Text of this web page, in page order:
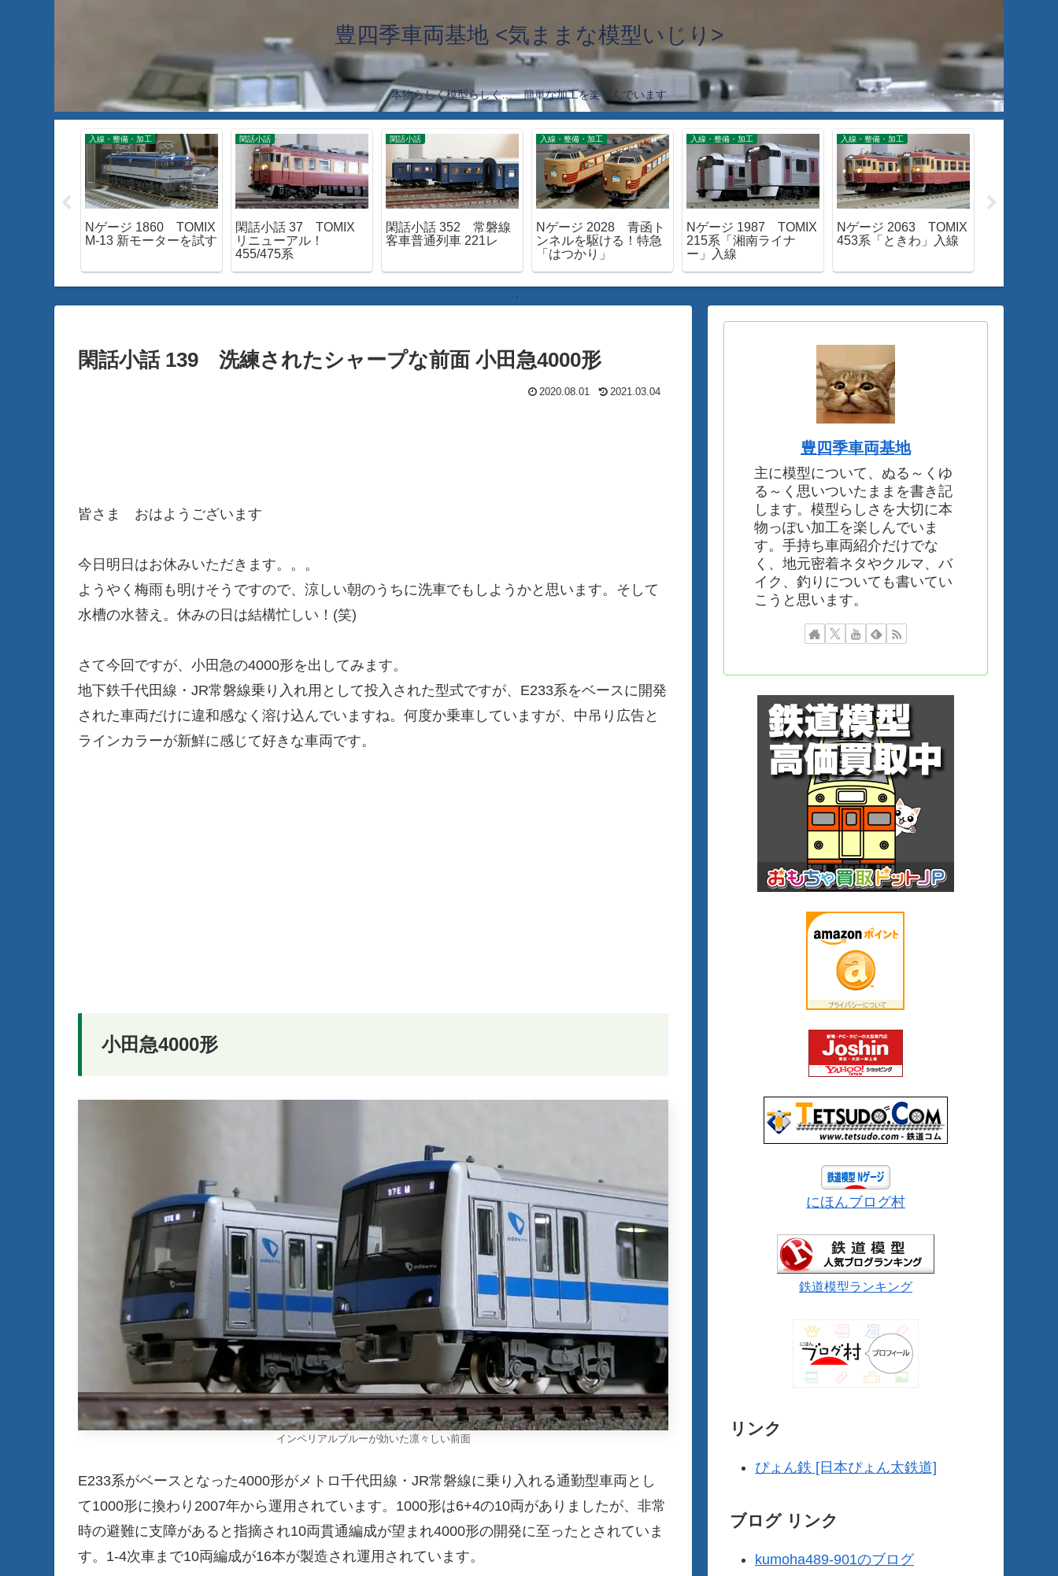
豊四季車両基地 <気ままな模型いじり>
本物らしく模型らしく… 簡単な加工を楽しんでいます
入線・整備・加工
Nゲージ 1860 TOMIX
M-13 新モーターを試す
閑話小話
閑話小話 37 TOMIX
リニューアル！
455/475系
閑話小話
閑話小話 352 常磐線
客車普通列車 221レ
入線・整備・加工
Nゲージ 2028 青函ト
ンネルを駆ける！特急
「はつかり」
入線・整備・加工
Nゲージ 1987 TOMIX
215系「湘南ライナ
ー」入線
入線・整備・加工
Nゲージ 2063 TOMIX
453系「ときわ」入線
閑話小話 139 洗練されたシャープな前面 小田急4000形
2020.08.01 2021.03.04
皆さま おはようございます
今日明日はお休みいただきます。。。
ようやく梅雨も明けそうですので、涼しい朝のうちに洗車でもしようかと思います。そして
水槽の水替え。休みの日は結構忙しい！(笑)
さて今回ですが、小田急の4000形を出してみます。
地下鉄千代田線・JR常磐線乗り入れ用として投入された型式ですが、E233系をベースに開発
された車両だけに違和感なく溶け込んでいますね。何度か乗車していますが、中吊り広告と
ラインカラーが新鮮に感じて好きな車両です。
小田急4000形
インペリアルブルーが効いた凛々しい前面
E233系がベースとなった4000形がメトロ千代田線・JR常磐線に乗り入れる通勤型車両とし
て1000形に換わり2007年から運用されています。1000形は6+4の10両がありましたが、非常
時の避難に支障があると指摘され10両貫通編成が望まれ4000形の開発に至ったとされていま
す。1-4次車まで10両編成が16本が製造され運用されています。
豊四季車両基地
主に模型について、ぬる～くゆ
る～く思いついたままを書き記
します。模型らしさを大切に本
物っぽい加工を楽しんでいま
す。手持ち車両紹介だけでな
く、地元密着ネタやクルマ、バ
イク、釣りについても書いてい
こうと思います。
にほんブログ村
鉄道模型ランキング
リンク
ぴょん鉄 [日本ぴょん太鉄道]
ブログ リンク
kumoha489-901のブログ